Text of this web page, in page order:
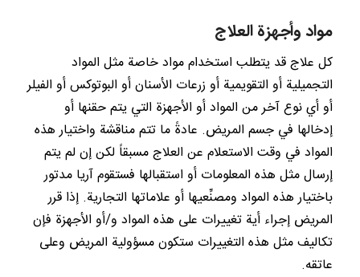
مواد وأجهزة العلاج
كل علاج قد يتطلب استخدام مواد خاصة مثل المواد
التجميلية أو التقويمية أو زرعات الأسنان أو البوتوكس أو الفيلر
أو أي نوع آخر من المواد أو الأجهزة التي يتم حقنها أو
إدخالها في جسم المريض. عادةً ما تتم مناقشة واختيار هذه
المواد في وقت الاستعلام عن العلاج مسبقاً لكن إن لم يتم
إرسال مثل هذه المعلومات أو استقبالها فستقوم آريا مدتور
باختيار هذه المواد ومصنِّعيها أو علاماتها التجارية. إذا قرر
المريض إجراء أية تغييرات على هذه المواد و/أو الأجهزة فإن
تكاليف مثل هذه التغييرات ستكون مسؤولية المريض وعلى
عاتقه.